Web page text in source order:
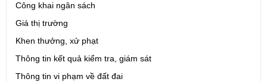
Công khai ngân sách
Giá thị trường
Khen thưởng, xử phạt
Thông tin kết quả kiểm tra, giám sát
Thông tin vi phạm về đất đai